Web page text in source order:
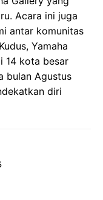
Acara ini juga
antar komunitas
Yamaha
14 kota besar
bulan Agustus
diri